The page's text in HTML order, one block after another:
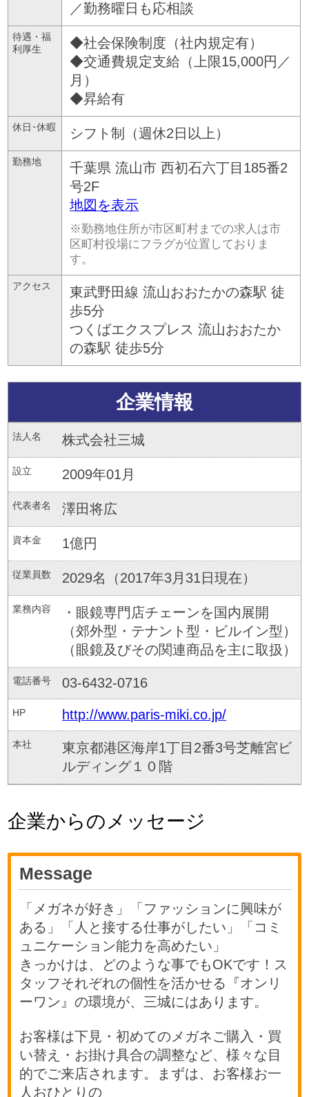
／勤務曜日も応相談
待遇・福
利厚生
◆社会保険制度（社内規定有）
◆交通費規定支給（上限15,000円／
月）
◆昇給有
休日･休暇 シフト制（週休2日以上）
勤務地 千葉県 流山市 西初石六丁目185番2
号2F
地図を表示
※勤務地住所が市区町村までの求人は市
区町村役場にフラグが位置しておりま
す。
アクセス
東武野田線 流山おおたかの森駅 徒
歩5分
つくばエクスプレス 流山おおたか
の森駅 徒歩5分
企業情報
法人名 株式会社三城
設立 2009年01月
代表者名 澤田将広
資本金 1億円
従業員数 2029名（2017年3月31日現在）
業務内容
・眼鏡専門店チェーンを国内展開
（郊外型・テナント型・ビルイン型）
（眼鏡及びその関連商品を主に取扱）
電話番号 03-6432-0716
HP http://www.paris-miki.co.jp/
本社
東京都港区海岸1丁目2番3号芝離宮ビ
ルディング１０階
企業からのメッセージ
Message
「メガネが好き」「ファッションに興味が
ある」「人と接する仕事がしたい」「コミ
ュニケーション能力を高めたい」
きっかけは、どのような事でもOKです！ス
タッフそれぞれの個性を活かせる『オンリ
ーワン』の環境が、三城にはあります。
お客様は下見・初めてのメガネご購入・買
い替え・お掛け具合の調整など、様々な目
的でご来店されます。まずは、お客様お一
人おひとりの